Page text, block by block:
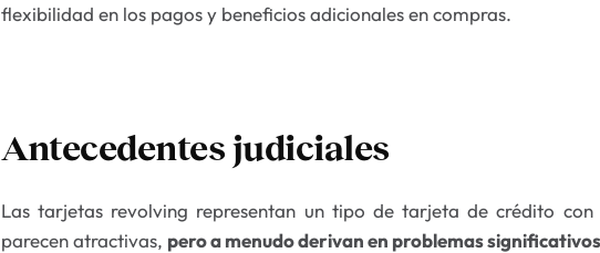
flexibilidad en los pagos y beneficios adicionales en compras.
Antecedentes judiciales
Las tarjetas revolving representan un tipo de tarjeta de crédito
parecen atractivas, pero a menudo derivan en problemas